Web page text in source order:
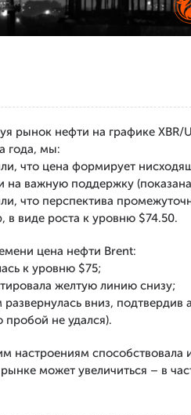
рынок нефти на графике XBR/
года, мы:
что цена формирует
на важную поддержку
что перспектива
в виде роста к уровню $74.50.
цена нефти Brent:
к уровню $75;
желтую линию снизу;
вниз, подтвердив
пробой не удался).
настроениям
может увеличиться – в